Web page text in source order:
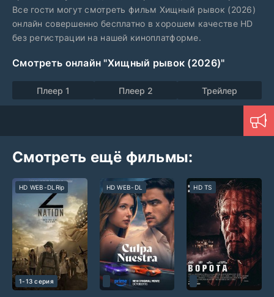
Все гости могут смотреть фильм Хищный рывок (2026)
онлайн совершенно бесплатно в хорошем качестве HD
без регистрации на нашей киноплатформе.
Смотреть онлайн "Хищный рывок (2026)"
Плеер 1 Плеер 2 Трейлер
Смотреть ещё фильмы:
HD WEB-DLRip
1-13 серия
HD WEB-DL HD TS